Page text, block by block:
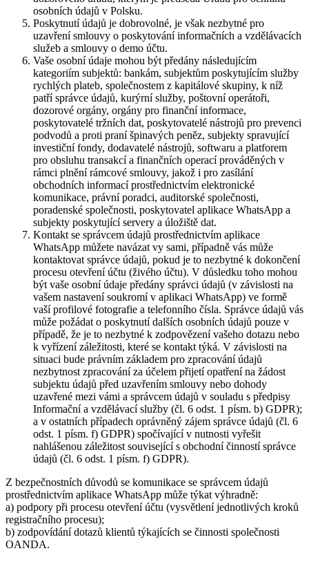
osobních údajů v Polsku.
Poskytnutí údajů je dobrovolné, je však nezbytné pro
uzavření smlouvy o poskytování informačních a vzdělávacích
služeb a smlouvy o demo účtu.
Vaše osobní údaje mohou být předány následujícím
kategoriím subjektů: bankám, subjektům poskytujícím služby
rychlých plateb, společnostem z kapitálové skupiny, k níž
patří správce údajů, kurýrní služby, poštovní operátoři,
dozorové orgány, orgány pro finanční informace,
poskytovatelé tržních dat, poskytovatelé nástrojů pro prevenci
podvodů a proti praní špinavých peněz, subjekty spravující
investiční fondy, dodavatelé nástrojů, softwaru a platforem
pro obsluhu transakcí a finančních operací prováděných v
rámci plnění rámcové smlouvy, jakož i pro zasílání
obchodních informací prostřednictvím elektronické
komunikace, právní poradci, auditorské společnosti,
poradenské společnosti, poskytovatel aplikace WhatsApp a
subjekty poskytující servery a úložiště dat.
Kontakt se správcem údajů prostřednictvím aplikace
WhatsApp můžete navázat vy sami, případně vás může
kontaktovat správce údajů, pokud je to nezbytné k dokončení
procesu otevření účtu (živého účtu). V důsledku toho mohou
být vaše osobní údaje předány správci údajů (v závislosti na
vašem nastavení soukromí v aplikaci WhatsApp) ve formě
vaší profilové fotografie a telefonního čísla. Správce údajů vás
může požádat o poskytnutí dalších osobních údajů pouze v
případě, že je to nezbytné k zodpovězení vašeho dotazu nebo
k vyřízení záležitosti, které se kontakt týká. V závislosti na
situaci bude právním základem pro zpracování údajů
nezbytnost zpracování za účelem přijetí opatření na žádost
subjektu údajů před uzavřením smlouvy nebo dohody
uzavřené mezi vámi a správcem údajů v souladu s předpisy
Informační a vzdělávací služby (čl. 6 odst. 1 písm. b) GDPR);
a v ostatních případech oprávněný zájem správce údajů (čl. 6
odst. 1 písm. f) GDPR) spočívající v nutnosti vyřešit
nahlášenou záležitost související s obchodní činností správce
údajů (čl. 6 odst. 1 písm. f) GDPR).
Z bezpečnostních důvodů se komunikace se správcem údajů
prostřednictvím aplikace WhatsApp může týkat výhradně:
a) podpory při procesu otevření účtu (vysvětlení jednotlivých kroků
registračního procesu);
b) zodpovídání dotazů klientů týkajících se činnosti společnosti
OANDA.